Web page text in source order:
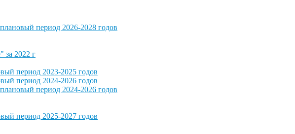
период 2026-2028 годов
за 2022 г
период 2023-2025 годов
период 2024-2026 годов
период 2024-2026 годов
период 2025-2027 годов